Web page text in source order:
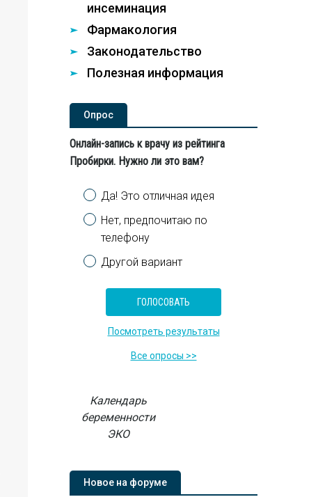
инсеминация
Фармакология
Законодательство
Полезная информация
Опроc
Онлайн-запись к врачу из рейтинга
Пробирки. Нужно ли это вам?
Варианты
Да! Это отличная идея
Нет, предпочитаю по
телефону
Другой вариант
Посмотреть результаты
Все опросы >>
Календарь
беременности
ЭКО
Новое на форуме